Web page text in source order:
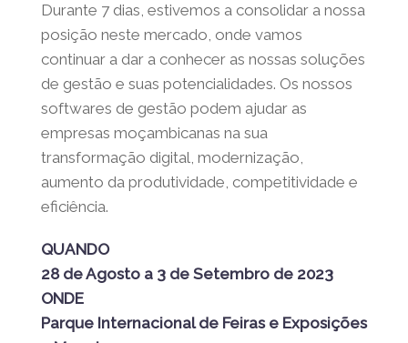
Durante 7 dias, estivemos a consolidar a nossa
posição neste mercado, onde vamos
continuar a dar a conhecer as nossas soluções
de gestão e suas potencialidades. Os nossos
softwares de gestão podem ajudar as
empresas moçambicanas na sua
transformação digital, modernização,
aumento da produtividade, competitividade e
eficiência.
QUANDO
28 de Agosto a 3 de Setembro de 2023
ONDE
Parque Internacional de Feiras e Exposições